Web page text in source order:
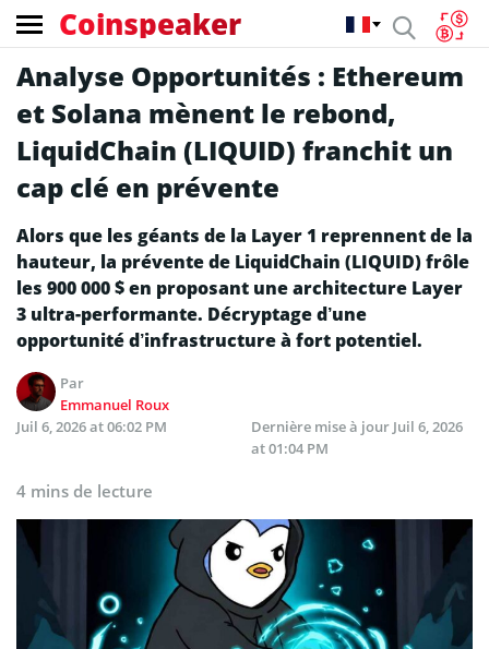
Coinspeaker
Analyse Opportunités : Ethereum
et Solana mènent le rebond,
LiquidChain (LIQUID) franchit un
cap clé en prévente
Alors que les géants de la Layer 1 reprennent de la
hauteur, la prévente de LiquidChain (LIQUID) frôle
les 900 000 $ en proposant une architecture Layer
3 ultra-performante. Décryptage d’une
opportunité d’infrastructure à fort potentiel.
Par
Emmanuel Roux
Juil 6, 2026 at 06:02 PM
Dernière mise à jour Juil 6, 2026
at 01:04 PM
4 mins de lecture